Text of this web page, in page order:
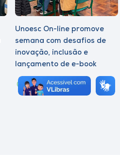
Unoesc On-line promove
semana com desafios de
inovação, inclusão e
lançamento de e-book
sobre sustentabilidade
Graduação